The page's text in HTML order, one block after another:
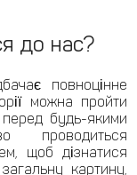
до нас?
повноцінне
можна пройти
перед будь-якими
проводиться
щоб дізнатися
картину,